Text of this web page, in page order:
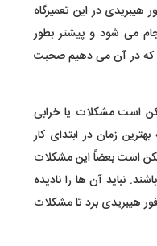
هیبریدی در این تعمیرگاه
می شود و پیشتر بطور
که در آن می دهیم صحبت
است مشکلات یا خرابی
زمان در ابتدای کار
است بعضاً این مشکلات
نباید آن ها را نادیده
هیبریدی برد تا مشکلات